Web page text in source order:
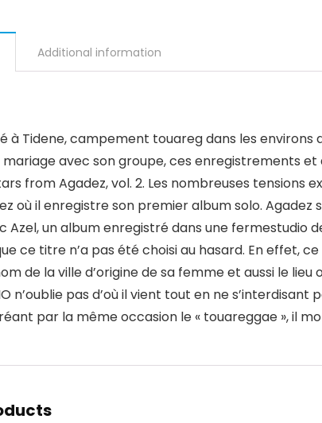
Additional information
à Tidene, campement touareg dans les environs
avec son groupe, ces enregistrements
from Agadez, vol. 2. Les nombreuses tensions
où il enregistre son premier album solo. Agadez
Azel, un album enregistré dans une
ce titre n’a pas été choisi au hasard. En effet,
de la ville d’origine de sa femme et aussi le
n’oublie pas d’où il vient tout en ne
par la même occasion le « touareggae », il